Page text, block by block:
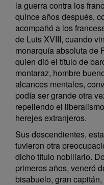
la guerra contra los
quince años después,
acompañó a los
de Luis XVIII, cuando
monarquía absoluta de
quien dió el título de
montaraz, hombre
alcances mentales,
podía ser grande otra
repeliendo el
herejes extranjeros.
Sus descendientes,
tuvieron otra
dicho título nobiliario.
primeros años, veneró
bisabuelo, gran